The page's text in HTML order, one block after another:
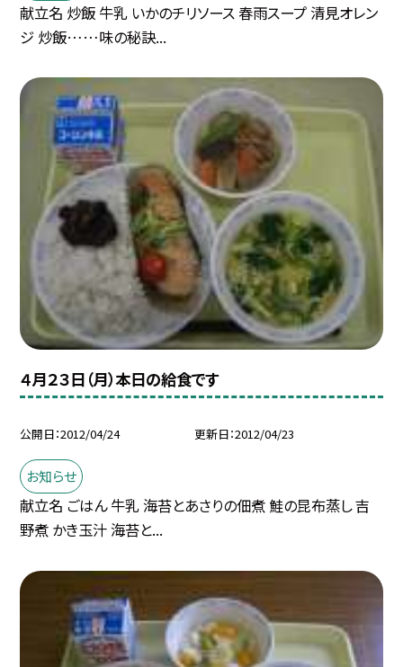
献立名 炒飯 牛乳 いかのチリソース 春雨スープ 清見オレン
ジ 炒飯……味の秘訣...
４月２３日（月）本日の給食です
公開日 2012/04/24 更新日 2012/04/23
お知らせ
献立名 ごはん 牛乳 海苔とあさりの佃煮 鮭の昆布蒸し 吉
野煮 かき玉汁 海苔と...